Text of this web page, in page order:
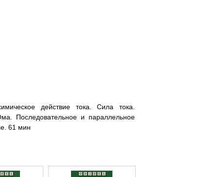
действие тока. Сила тока.
Последовательное и параллельное
61 мин